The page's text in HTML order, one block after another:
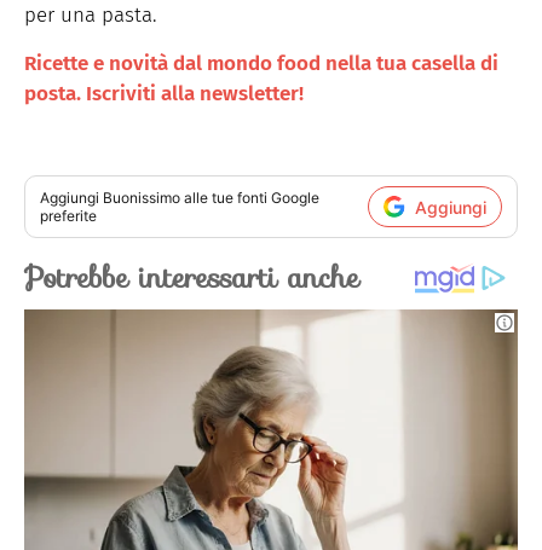
per una pasta.
Ricette e novità dal mondo food nella tua casella di
posta. Iscriviti alla newsletter!
Aggiungi Buonissimo alle tue fonti Google
preferite
Aggiungi